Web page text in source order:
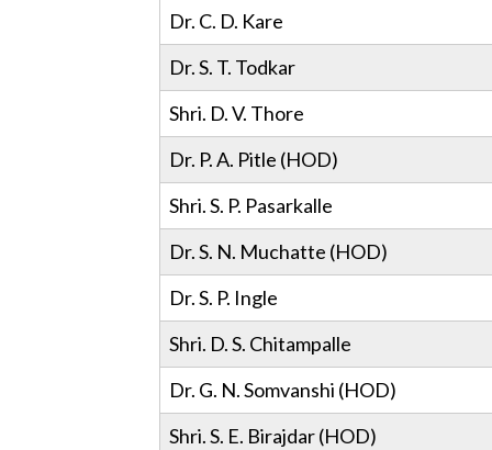
Dr. C. D. Kare
Dr. S. T. Todkar
Shri. D. V. Thore
Dr. P. A. Pitle (HOD)
Shri. S. P. Pasarkalle
Dr. S. N. Muchatte (HOD)
Dr. S. P. Ingle
Shri. D. S. Chitampalle
Dr. G. N. Somvanshi (HOD)
Shri. S. E. Birajdar (HOD)